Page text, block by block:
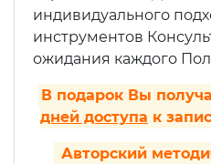
индивидуального
инструментов
ожидания каждого
В подарок Вы
дней доступа к
Авторский